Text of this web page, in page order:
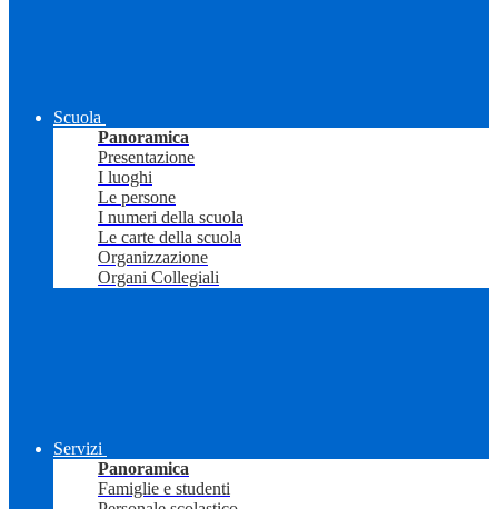
Scuola
Panoramica
Presentazione
I luoghi
Le persone
I numeri della scuola
Le carte della scuola
Organizzazione
Organi Collegiali
Servizi
Panoramica
Famiglie e studenti